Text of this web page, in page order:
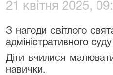
21 квітня 2025,
З нагоди світлого
адміністративного
Діти вчилися
навички.